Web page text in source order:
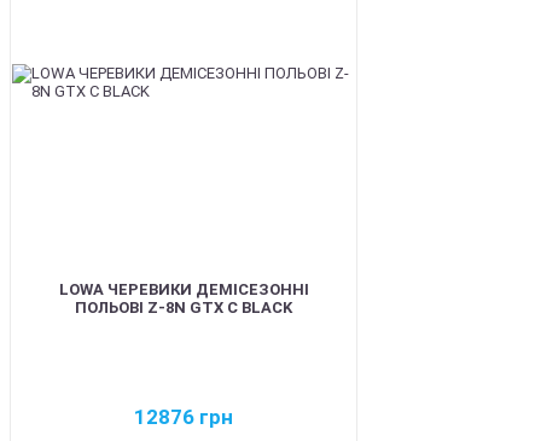
LOWA ЧЕРЕВИКИ ДЕМІСЕЗОННІ
ПОЛЬОВІ Z-8N GTX C BLACK
12876 грн